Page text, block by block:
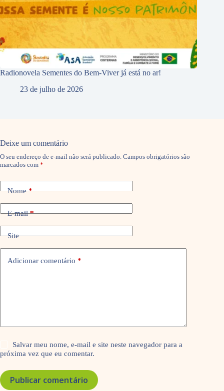
Radionovela Sementes do Bem-Viver já está no ar!
23 de julho de 2026
Deixe um comentário
O seu endereço de e-mail não será publicado. Campos obrigatórios são
marcados com *
Nome*
E-mail*
Site
Adicionar comentário *
Salvar meu nome, e-mail e site neste navegador para a
próxima vez que eu comentar.
Publicar comentário